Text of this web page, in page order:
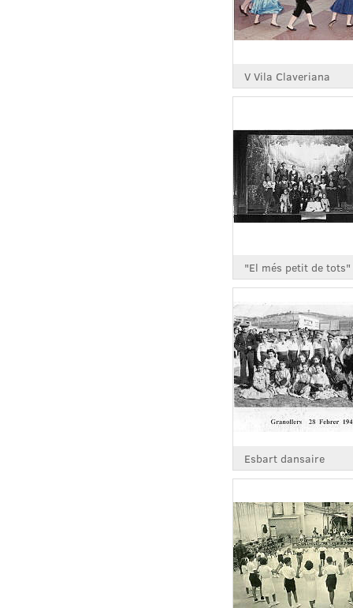
V Vila Claveriana
"El més petit de tots"
Esbart dansaire